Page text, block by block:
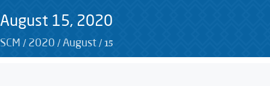
August 15, 2020
SCM / 2020 / August /15